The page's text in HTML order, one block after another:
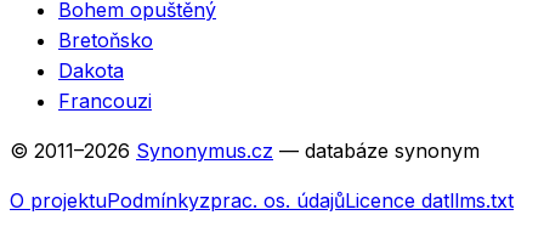
Bohem opuštěný
Bretoňsko
Dakota
Francouzi
© 2011–2026 Synonymus.cz — databáze synonym
O projektuPodmínkyzprac. os. údajůLicence datllms.txt